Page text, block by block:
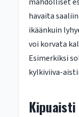
havaita
ikäänkuin
voi korvata
Esimerkiksi
kylkiviiva-
Kipuaisti